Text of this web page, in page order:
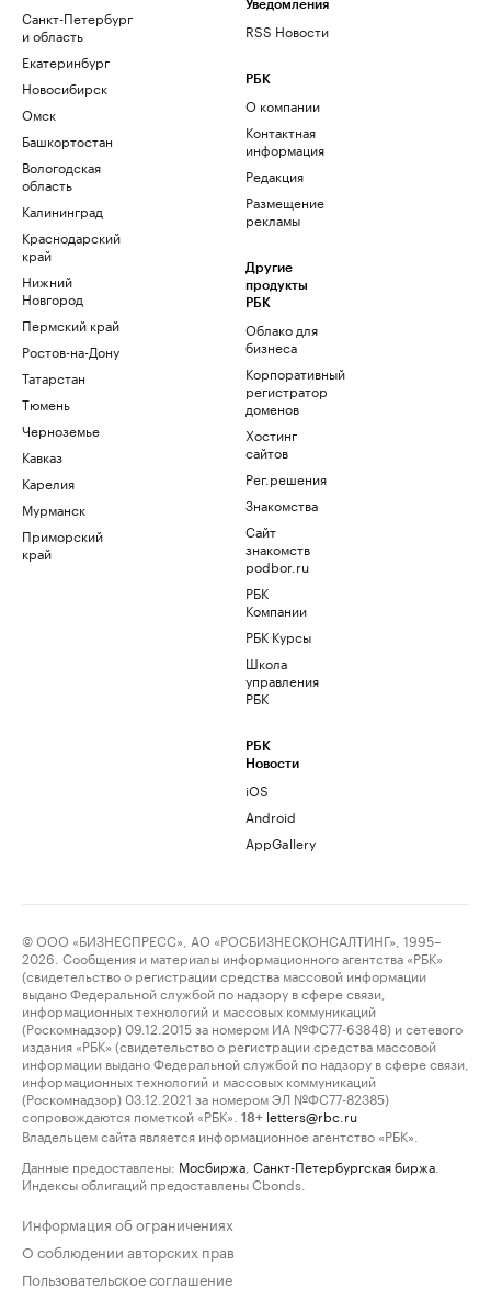
Санкт-Петербург
и область
Екатеринбург
Новосибирск
Омск
Башкортостан
Вологодская
область
Калининград
Краснодарский
край
Нижний
Новгород
Пермский край
Ростов-на-Дону
Татарстан
Тюмень
Черноземье
Кавказ
Карелия
Мурманск
Приморский
край
Уведомления
RSS Новости
РБК
О компании
Контактная
информация
Редакция
Размещение
рекламы
Другие
продукты
РБК
Облако для
бизнеса
Корпоративный
регистратор
доменов
Хостинг
сайтов
Рег.решения
Знакомства
Сайт
знакомств
podbor.ru
РБК
Компании
РБК Курсы
Школа
управления
РБК
РБК
Новости
iOS
Android
AppGallery
© ООО «БИЗНЕСПРЕСС», АО «РОСБИЗНЕСКОНСАЛТИНГ», 1995–
2026. Сообщения и материалы информационного агентства «РБК»
(свидетельство о регистрации средства массовой информации
выдано Федеральной службой по надзору в сфере связи,
информационных технологий и массовых коммуникаций
(Роскомнадзор) 09.12.2015 за номером ИА №ФС77-63848) и сетевого
издания «РБК» (свидетельство о регистрации средства массовой
информации выдано Федеральной службой по надзору в сфере связи,
информационных технологий и массовых коммуникаций
(Роскомнадзор) 03.12.2021 за номером ЭЛ №ФС77-82385)
сопровождаются пометкой «РБК».
18+ letters@rbc.ru
Владельцем сайта является информационное агентство «РБК».
Данные предоставлены: Мосбиржа Санкт-Петербургская биржа
Индексы облигаций предоставлены Cbonds.
Информация об ограничениях
О соблюдении авторских прав
Пользовательское соглашение